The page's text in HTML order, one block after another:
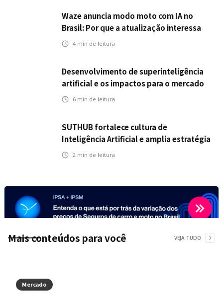
Waze anuncia modo moto com IA no
Brasil: Por que a atualização interessa
ao mercado segurador?
4 min de leitura
Desenvolvimento de superinteligência
artificial e os impactos para o mercado
de seguros
6 min de leitura
SUTHUB fortalece cultura de
Inteligência Artificial e amplia estratégia
para toda a organização
2 min de leitura
Mais conteúdos para você VEJA TUDO
Mercado